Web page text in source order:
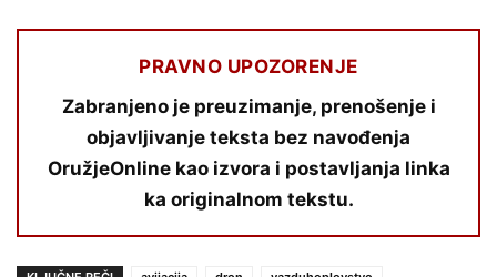
PRAVNO UPOZORENJE
Zabranjeno je preuzimanje, prenošenje i
objavljivanje teksta bez navođenja
OružjeOnline kao izvora i postavljanja linka
ka originalnom tekstu.